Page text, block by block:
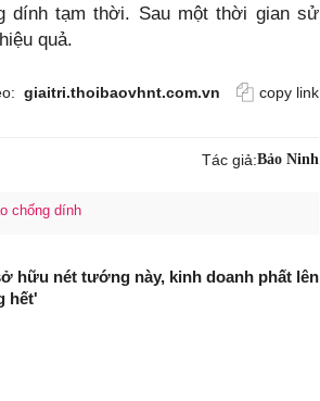
dính tạm thời. Sau một thời gian sử
quả.
giaitri.thoibaovhnt.com.vn copy link
Tác giả:Bảo Ninh
chống dính
hữu nét tướng này, kinh doanh phất lên
hết'